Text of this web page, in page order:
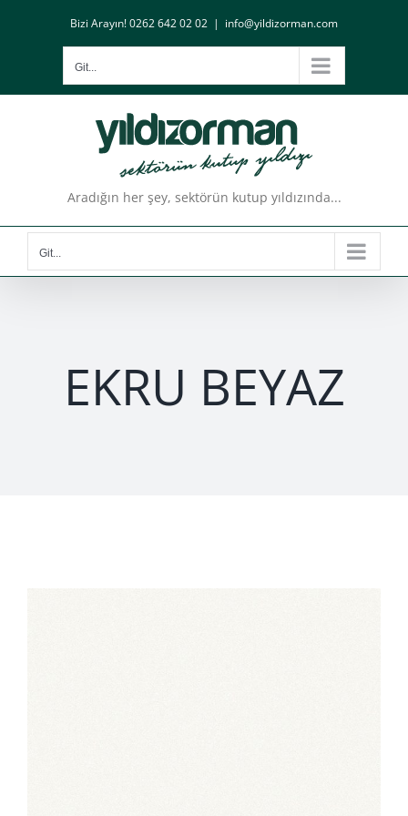
Bizi Arayın! 0262 642 02 02 | info@yildizorman.com
Git...
Aradığın her şey, sektörün kutup yıldızında...
Git...
EKRU BEYAZ